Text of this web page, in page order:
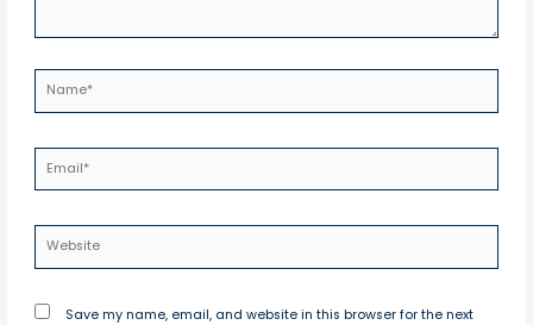
Save my name, email, and website in this browser for the next